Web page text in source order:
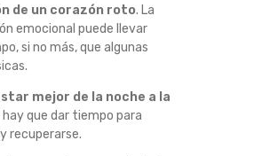
de un corazón roto. La
emocional puede llevar
si no más, que algunas
mejor de la noche a la
hay que dar tiempo para
recuperarse.